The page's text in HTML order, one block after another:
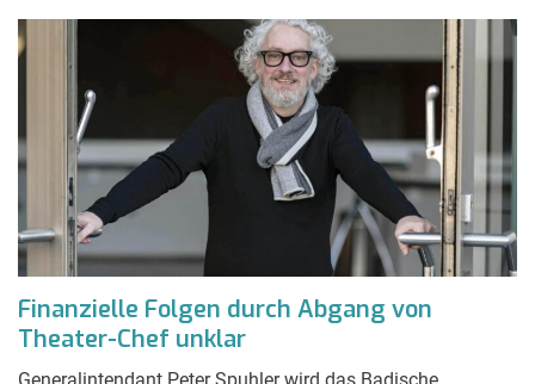
Finanzielle Folgen durch Abgang von
Theater-Chef unklar
Generalintendant Peter Spuhler wird das Badische